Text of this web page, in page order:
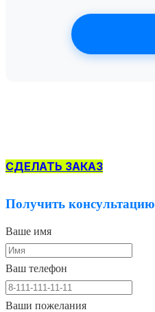
СДЕЛАТЬ ЗАКАЗ
Получить консультацию
Ваше имя
Ваш телефон
Ваши пожелания